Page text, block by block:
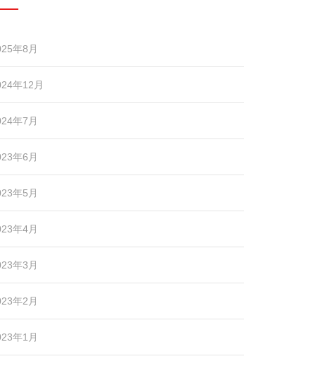
年8月
年12月
年7月
年6月
年5月
年4月
年3月
年2月
年1月